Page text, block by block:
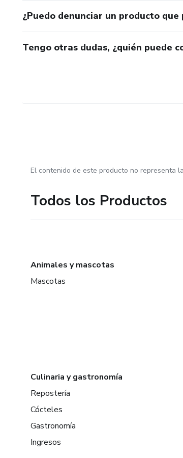
¿Puedo denunciar un producto
Tengo otras dudas, ¿quién puede
El contenido de este producto no representa
Todos los Productos
Animales y mascotas
Mascotas
Culinaria y gastronomía
Repostería
Cócteles
Gastronomía
Ingresos